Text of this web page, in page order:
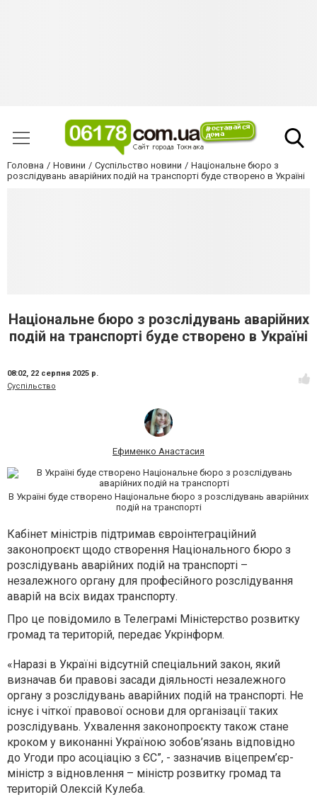
Головна Новини Суспільство новини
Національне бюро з
розслідувань аварійних подій на транспорті буде створено в Україні
Національне бюро з розслідувань аварійних
подій на транспорті буде створено в Україні
08:02, 22 серпня 2025 р.
Суспільство
Ефименко Анастасия
В Україні буде створено Національне бюро з розслідувань аварійних
подій на транспорті
Кабінет міністрів підтримав євроінтеграційний
законопроєкт щодо створення Національного бюро з
розслідувань аварійних подій на транспорті –
незалежного органу для професійного розслідування
аварій на всіх видах транспорту.
Про це повідомило в Телеграмі Міністерство розвитку
громад та територій, передає Укрінформ.
«Наразі в Україні відсутній спеціальний закон, який
визначав би правові засади діяльності незалежного
органу з розслідувань аварійних подій на транспорті. Не
існує і чіткої правової основи для організації таких
розслідувань. Ухвалення законопроєкту також стане
кроком у виконанні Україною зобов’язань відповідно
до Угоди про асоціацію з ЄС”, - зазначив віцепрем’єр-
міністр з відновлення – міністр розвитку громад та
територій Олексій Кулеба.